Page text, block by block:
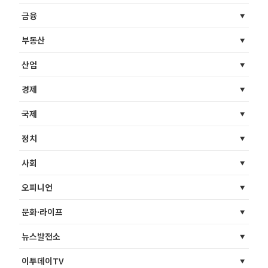
금융
부동산
산업
경제
국제
정치
사회
오피니언
문화·라이프
뉴스발전소
이투데이TV